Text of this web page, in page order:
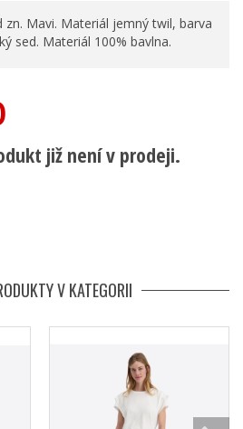
zn. Mavi. Materiál jemný twil, barva
sed. Materiál 100% bavlna.
již není v prodeji.
V KATEGORII